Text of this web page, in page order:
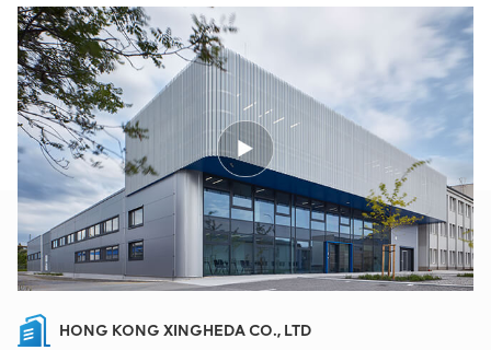
HONG KONG XINGHEDA CO., LTD